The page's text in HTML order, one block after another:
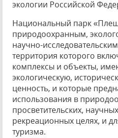
экологии Российской
Национальный парк
природоохранным,
научно-
территория которого
комплексы и объекты,
экологическую,
ценность, и которые
использования в
просветительских,
рекреационных целях, и
туризма.